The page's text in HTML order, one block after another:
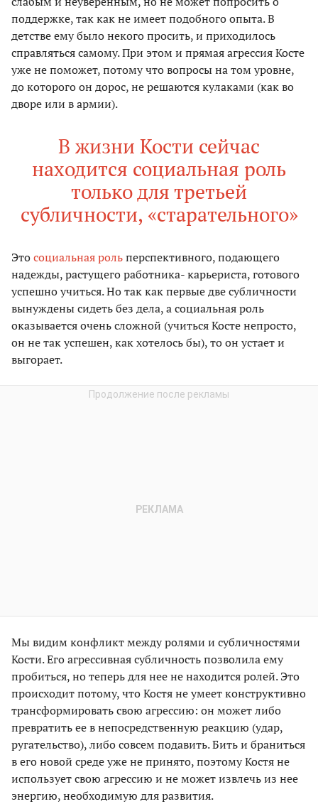
поддержке, так как не имеет подобного опыта. В
детстве ему было некого просить, и приходилось
справляться самому. При этом и прямая агрессия Косте
уже не поможет, потому что вопросы на том уровне,
до которого он дорос, не решаются кулаками (как во
дворе или в армии).
В жизни Кости сейчас
находится социальная роль
только для третьей
субличности, «старательного»
Этосоциальная рольперспективного, подающего
надежды, растущего работника- карьериста, готового
успешно учиться. Но так как первые две субличности
вынуждены сидеть без дела, а социальная роль
оказывается очень сложной (учиться Косте непросто,
он не так успешен, как хотелось бы), то он устает и
выгорает.
Мы видим конфликт между ролями и субличностями
Кости. Его агрессивная субличность позволила ему
пробиться, но теперь для нее не находится ролей. Это
происходит потому, что Костя не умеет конструктивно
трансформировать свою агрессию: он может либо
превратить ее в непосредственную реакцию (удар,
ругательство), либо совсем подавить. Бить и браниться
в его новой среде уже не принято, поэтому Костя не
использует свою агрессию и не может извлечь из нее
энергию, необходимую для развития.